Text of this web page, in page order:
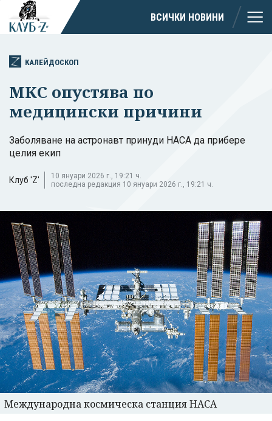
ВСИЧКИ НОВИНИ
КАЛЕЙДОСКОП
МКС опустява по
медицински причини
Заболяване на астронавт принуди НАСА да прибере
целия екип
Клуб 'Z'
10 януари 2026 г., 19:21 ч.
последна редакция 10 януари 2026 г., 19:21 ч.
Международна космическа станция НАСА